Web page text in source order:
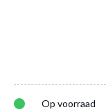
Op voorraad